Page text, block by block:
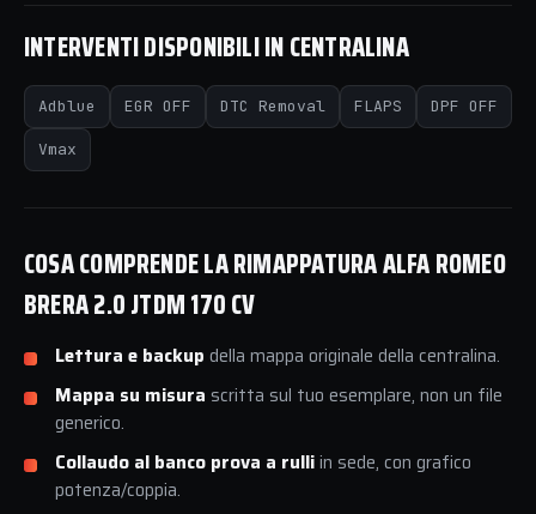
INTERVENTI DISPONIBILI IN CENTRALINA
Adblue EGR OFF DTC Removal FLAPS DPF OFF
Vmax
COSA COMPRENDE LA RIMAPPATURA ALFA ROMEO
BRERA 2.0 JTDM 170 CV
Lettura e backup della mappa originale della centralina.
Mappa su misura scritta sul tuo esemplare, non un file
generico.
Collaudo al banco prova a rulliin sede, con grafico
potenza/coppia.